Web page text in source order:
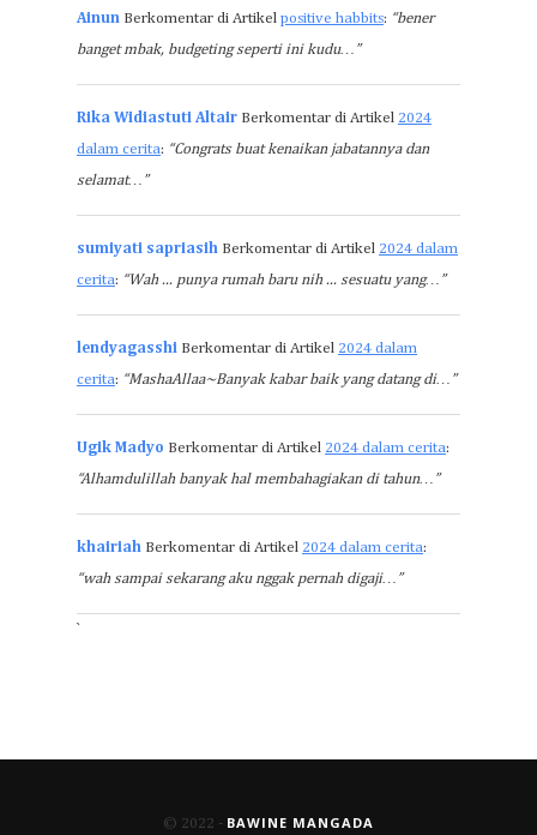
Ainun Berkomentar di Artikel positive habbits: “bener
banget mbak, budgeting seperti ini kudu…”
Rika Widiastuti Altair Berkomentar di Artikel 2024
dalam cerita: “Congrats buat kenaikan jabatannya dan
selamat…”
sumiyati sapriasih Berkomentar di Artikel 2024 dalam
cerita: “Wah ... punya rumah baru nih ... sesuatu yang…”
lendyagasshi Berkomentar di Artikel 2024 dalam
cerita: “MashaAllaa~Banyak kabar baik yang datang di…”
Ugik Madyo Berkomentar di Artikel 2024 dalam cerita:
“Alhamdulillah banyak hal membahagiakan di tahun…”
khairiah Berkomentar di Artikel 2024 dalam cerita:
“wah sampai sekarang aku nggak pernah digaji…”
`
© 2022 - BAWINE MANGADA